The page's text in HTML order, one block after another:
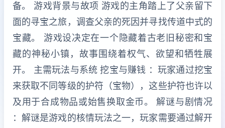
备。 游戏背景与故项 游戏的主角踏上了父亲留下
面的寻宝之旅，调查父亲的死因并寻找传道中式的
宝藏。 游戏设决定在一个隐藏着古老旧秘密和宝
藏的神秘小镇，故事围绕着权气、欲望和牺牲展
开。 主需玩法与系统 挖宝与赚钱 ：玩家通过挖宝
来获取不同等级的护符（宝物），这些护符也许以
及用于合成物品或始售换取金币。 解谜与剧情况
：解谜是游戏的核情玩法之一，玩家需要通过解开